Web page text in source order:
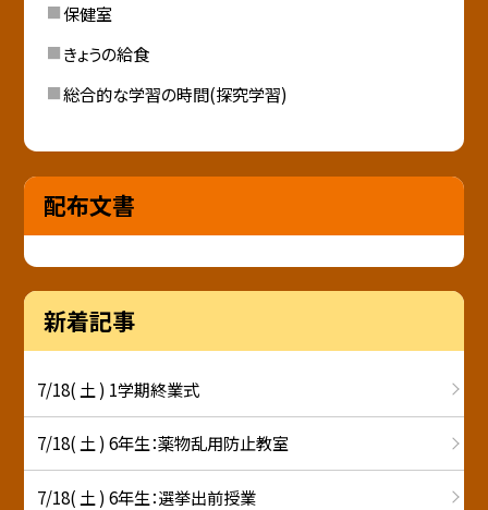
保健室
きょうの給食
総合的な学習の時間(探究学習)
配布文書
新着記事
7/18( 土 ) 1学期終業式
7/18( 土 ) 6年生：薬物乱用防止教室
7/18( 土 ) 6年生：選挙出前授業